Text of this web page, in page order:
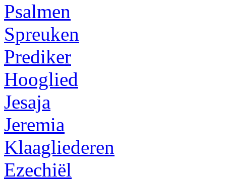
Psalmen
Spreuken
Prediker
Hooglied
Jesaja
Jeremia
Klaagliederen
Ezechiël